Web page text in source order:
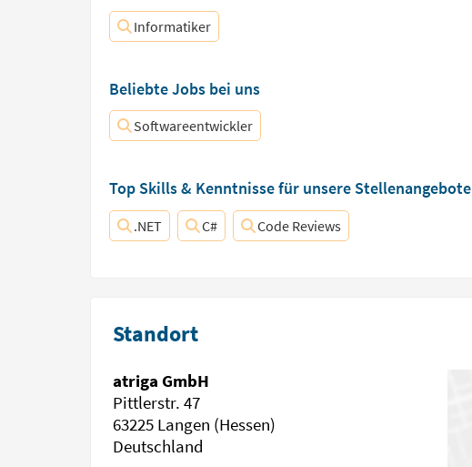
Informatiker
Beliebte Jobs bei uns
Softwareentwickler
Top Skills & Kenntnisse für unsere Stellenangebote
.NET C# Code Reviews
Standort
atriga GmbH
Pittlerstr. 47
63225 Langen (Hessen)
Deutschland